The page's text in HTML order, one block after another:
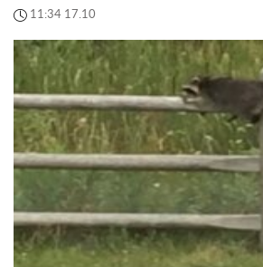
11:34 17.10